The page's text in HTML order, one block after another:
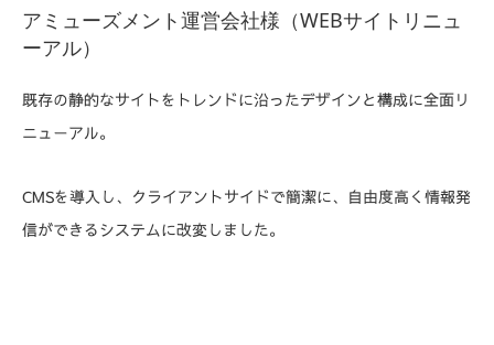
アミューズメント運営会社様（WEBサイトリニュ
ーアル）
既存の静的なサイトをトレンドに沿ったデザインと構成に全面リ
ニューアル。
CMSを導入し、クライアントサイドで簡潔に、自由度高く情報発
信ができるシステムに改変しました。